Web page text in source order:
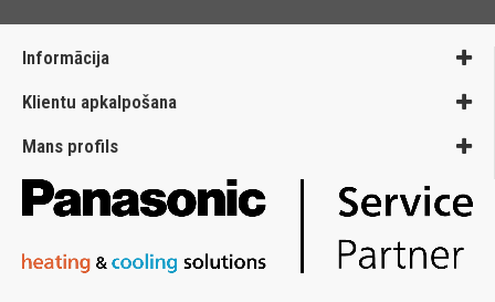
Informācija
Klientu apkalpošana
Mans profils